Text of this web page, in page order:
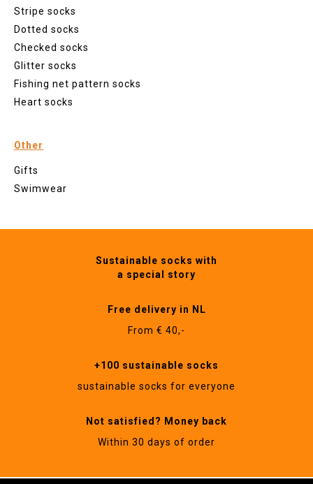
Stripe socks
Dotted socks
Checked socks
Glitter socks
Fishing net pattern socks
Heart socks
Other
Gifts
Swimwear
Sustainable socks with
a special story
Free delivery in NL
From € 40,-
+100 sustainable socks
sustainable socks for everyone
Not satisfied? Money back
Within 30 days of order